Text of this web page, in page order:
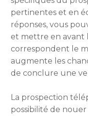
pertinentes et en
réponses, vous
et mettre en avant
correspondent le
augmente les
de conclure une
La prospection
possibilité de